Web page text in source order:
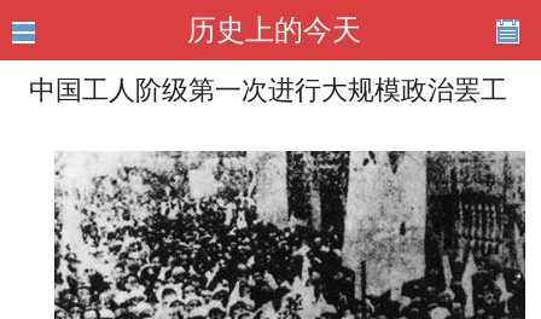
历史上的今天
中国工人阶级第一次进行大规模政治罢工